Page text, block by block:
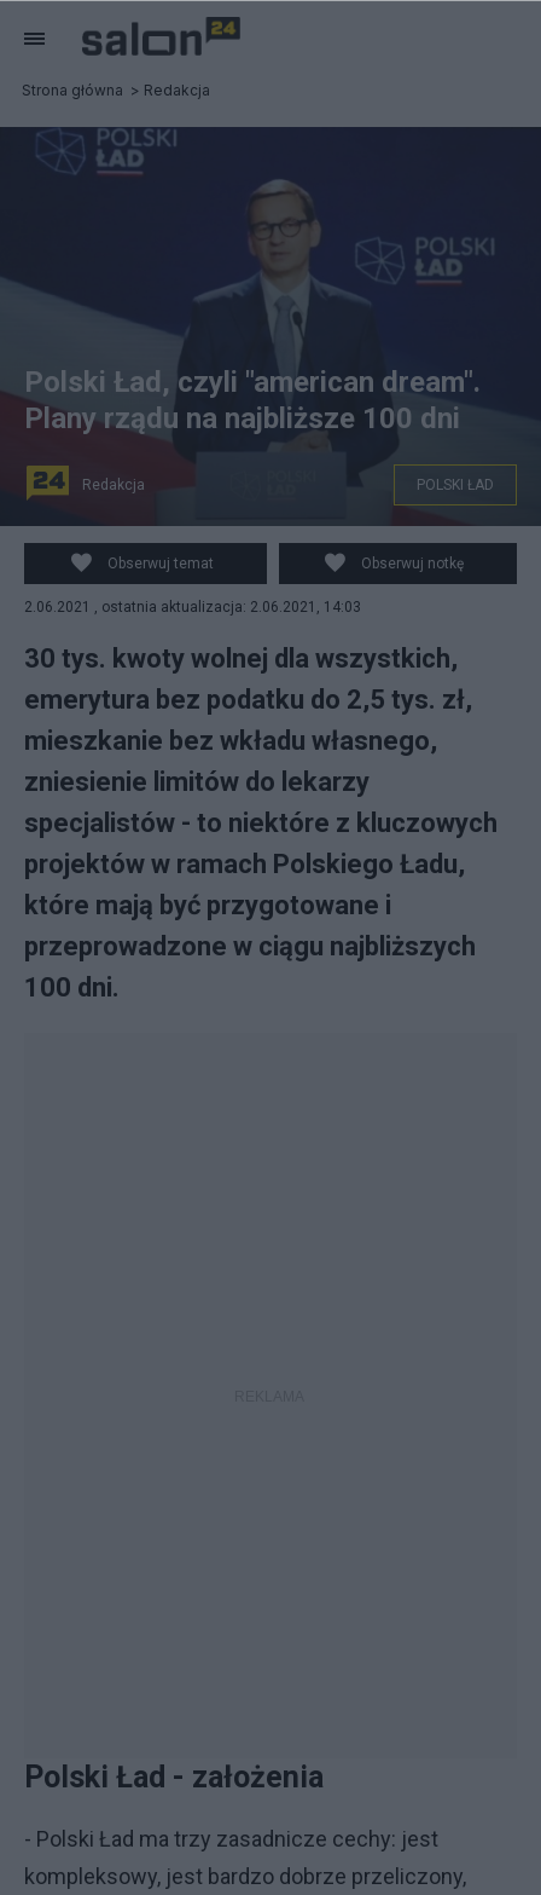
Strona główna Redakcja
Premier Mateusz Morawiecki: w 100 dni przedstawimy
konkrety 10 punktów realizujących Polski Ład, fot.
PAP/Mateusz Marek
Polski Ład, czyli "american dream".
Plany rządu na najbliższe 100 dni
Redakcja POLSKI ŁAD
Obserwuj temat Obserwuj notkę
2.06.2021 , ostatnia aktualizacja: 2.06.2021, 14:03
30 tys. kwoty wolnej dla wszystkich,
emerytura bez podatku do 2,5 tys. zł,
mieszkanie bez wkładu własnego,
zniesienie limitów do lekarzy
specjalistów - to niektóre z kluczowych
projektów w ramach Polskiego Ładu,
które mają być przygotowane i
przeprowadzone w ciągu najbliższych
100 dni.
Polski Ład - założenia
- Polski Ład ma trzy zasadnicze cechy: jest
kompleksowy, jest bardzo dobrze przeliczony,